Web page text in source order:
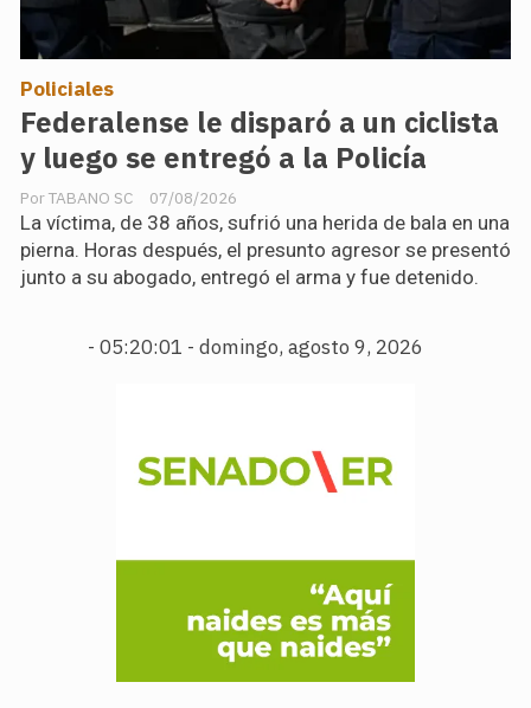
Federalense le disparó a un ciclista
y luego se entregó a la Policía
TABANO SC
Policiales
07/08/2026
La víctima, de 38 años, sufrió una herida de bala en una
pierna. Horas después, el presunto agresor se presentó
junto a su abogado, entregó el arma y fue detenido.
- 05:20:02 - domingo, agosto 9, 2026